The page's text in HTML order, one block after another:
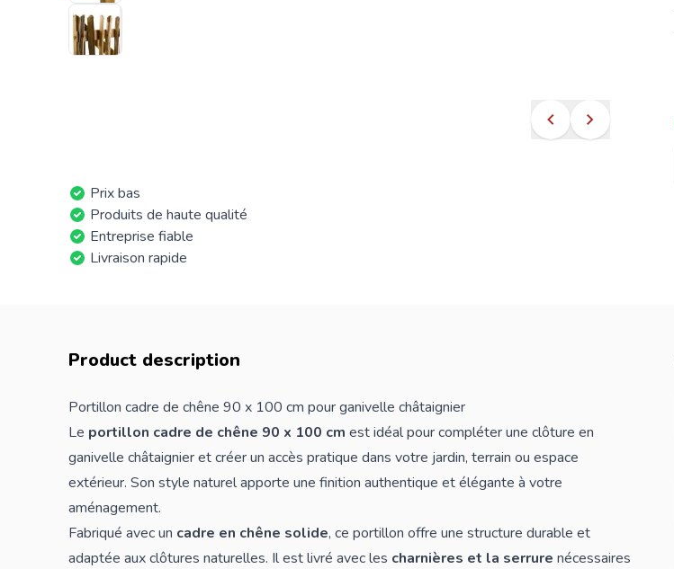
Prix bas
Produits de haute qualité
Entreprise fiable
Livraison rapide
Product description
Portillon cadre de chêne 90 x 100 cm pour ganivelle châtaignier
Le portillon cadre de chêne 90 x 100 cm est idéal pour compléter une clôture en
ganivelle châtaignier et créer un accès pratique dans votre jardin, terrain ou espace
extérieur. Son style naturel apporte une finition authentique et élégante à votre
aménagement.
Fabriqué avec un cadre en chêne solide, ce portillon offre une structure durable et
adaptée aux clôtures naturelles. Il est livré avec les charnières et la serrure nécessaires